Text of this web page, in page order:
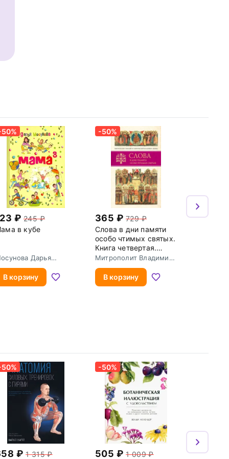
245
в кубе
Дарья
В корзину
-50%
365
729
Слова в дни памяти
особо чтимых святых.
Книга четвертая.
Август
Митрополит Владимир
В корзину
1 315
-50%
505
1 009